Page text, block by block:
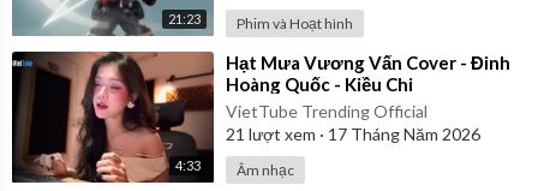
21:23 Phim và Hoạt hình
4:33
⁣Hạt Mưa Vương Vấn Cover - Đinh
Hoàng Quốc - Kiều Chi
VietTube Trending Official
21 lượt xem · 17 Tháng Năm 2026
Âm nhạc